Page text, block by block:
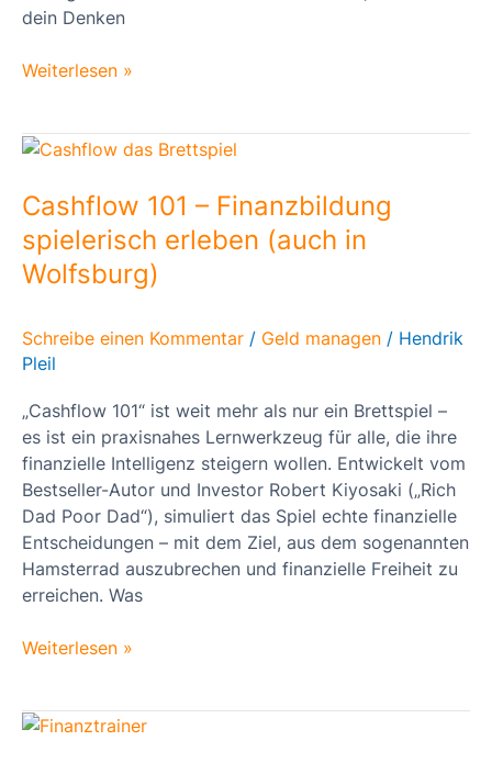
dein Denken
Weiterlesen »
Cashflow 101 – Finanzbildung
spielerisch erleben (auch in
Wolfsburg)
Schreibe einen Kommentar / Geld managen / Hendrik
Pleil
„Cashflow 101“ ist weit mehr als nur ein Brettspiel –
es ist ein praxisnahes Lernwerkzeug für alle, die ihre
finanzielle Intelligenz steigern wollen. Entwickelt vom
Bestseller-Autor und Investor Robert Kiyosaki („Rich
Dad Poor Dad“), simuliert das Spiel echte finanzielle
Entscheidungen – mit dem Ziel, aus dem sogenannten
Hamsterrad auszubrechen und finanzielle Freiheit zu
erreichen. Was
Cashflow
–
Finanzbildung
spielerisch
erleben
in
Wolfsburg)
Weiterlesen »
Brauche